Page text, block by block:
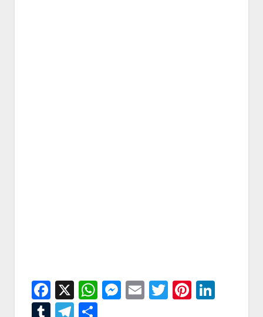
Facebook
X WhatsApp
Messenger
EmailTwitter
TumblrTelegram